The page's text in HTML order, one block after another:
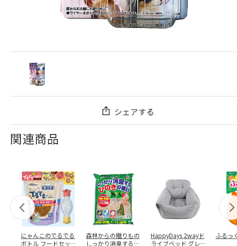
シェアする
関連商品
にゃんこのでるでる
ボトル フードセッ
森林からの贈りもの
しっかり消臭するひ
HappyDays 2wayド
ライブベッド グレ
ふるっ